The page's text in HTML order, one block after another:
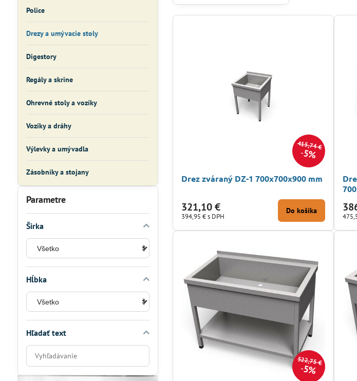
415,74 €
5%
Drez zváraný DZ-1 700x700x900 mm
321,10 €
394,95 €s DPH
Do košíka
522,75 €
5%
Parametre
Širka
Hĺbka
Hľadať text
Prehľadať
výsledky
filtra
Police
Drezy a umývacie stoly
Digestory
Regály a skrine
Ohrevné stoly a vozíky
Vozíky a dráhy
Výlevky a umývadla
Zásobníky a stojany